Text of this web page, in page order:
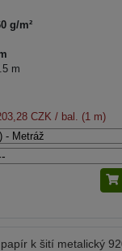
g/m²
m
CZK / bal. (1 m)
k šití metalický